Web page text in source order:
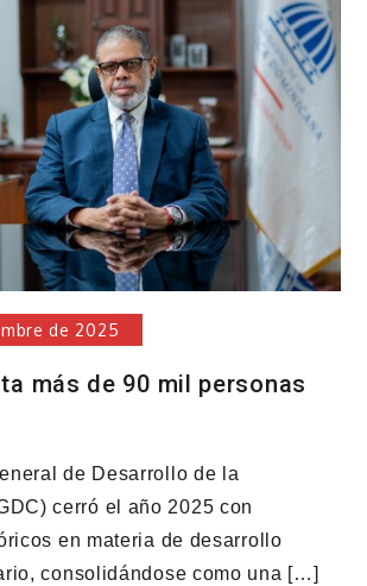
de 2025
más de 90 mil personas
de Desarrollo de la
cerró el año 2025 con
en materia de desarrollo
consolidándose como una […]